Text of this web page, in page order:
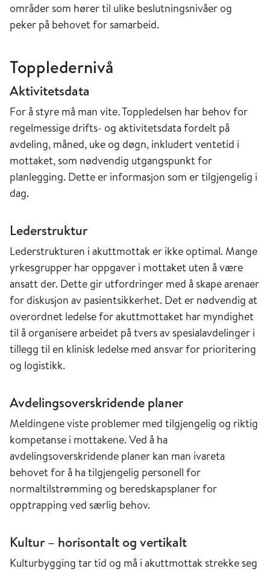
områder som hører til ulike beslutningsnivåer og
peker på behovet for samarbeid.
Toppledernivå
Aktivitetsdata
For å styre må man vite. Toppledelsen har behov for
regelmessige drifts- og aktivitetsdata fordelt på
avdeling, måned, uke og døgn, inkludert ventetid i
mottaket, som nødvendig utgangspunkt for
planlegging. Dette er informasjon som er tilgjengelig i
dag.
Lederstruktur
Lederstrukturen i akuttmottak er ikke optimal. Mange
yrkesgrupper har oppgaver i mottaket uten å være
ansatt der. Dette gir utfordringer med å skape arenaer
for diskusjon av pasientsikkerhet. Det er nødvendig at
overordnet ledelse for akuttmottaket har myndighet
til å organisere arbeidet på tvers av spesialavdelinger i
tillegg til en klinisk ledelse med ansvar for prioritering
og logistikk.
Avdelingsoverskridende planer
Meldingene viste problemer med tilgjengelig og riktig
kompetanse i mottakene. Ved å ha
avdelingsoverskridende planer kan man ivareta
behovet for å ha tilgjengelig personell for
normaltilstrømming og beredskapsplaner for
opptrapping ved særlig behov.
Kultur – horisontalt og vertikalt
Kulturbygging tar tid og må i akuttmottak strekke seg